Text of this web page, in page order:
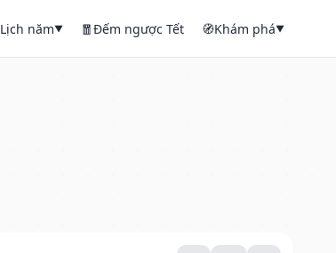
Lịch năm▼ 🧧Đếm ngược Tết 🧭Khám phá▼